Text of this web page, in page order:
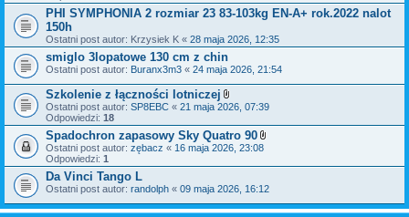
n
i
i
ł
ą
z
n
k
PHI SYMPHONIA 2 rozmiar 23 83-103kg EN-A+ rok.2022 nalot
150h
Ostatni post autor: Krzysiek K « 28 maja 2026, 12:35
smiglo 3lopatowe 130 cm z chin
Ostatni post autor: Buranx3m3 « 24 maja 2026, 21:54
Szkolenie z łączności lotniczej
Z
ł
ą
c
n
k
i
Ostatni post autor: SP8EBC « 21 maja 2026, 07:39
Odpowiedzi: 18
Spadochron zapasowy Sky Quatro 90
ł
c
n
Ostatni post autor: zębacz « 16 maja 2026, 23:08
Odpowiedzi: 1
Da Vinci Tango L
Ostatni post autor: randolph « 09 maja 2026, 16:12